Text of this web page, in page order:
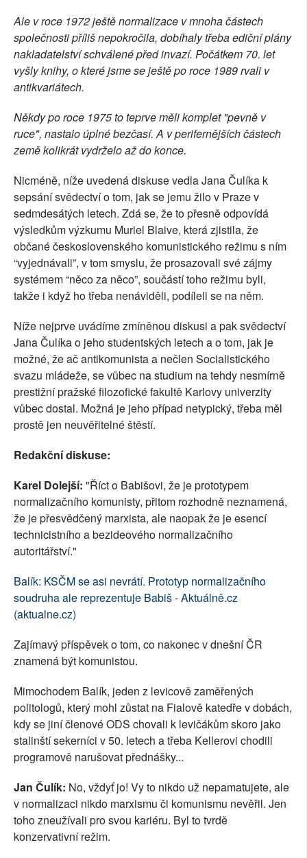
Ale v roce 1972 ještě normalizace v mnoha částech
společnosti příliš nepokročila, dobíhaly třeba ediční plány
nakladatelství schválené před invazí. Počátkem 70. let
vyšly knihy, o které jsme se ještě po roce 1989 rvali v
antikvariátech.
Někdy po roce 1975 to teprve měli komplet "pevně v
ruce", nastalo úplné bezčasí. A v perifernějších částech
země kolikrát vydrželo až do konce.
Nicméně, níže uvedená diskuse vedla Jana Čulíka k
sepsání svědectví o tom, jak se jemu žilo v Praze v
sedmdesátých letech. Zdá se, že to přesně odpovídá
výsledkům výzkumu Muriel Blaive, která zjistila, že
občané československého komunistického režimu s ním
“vyjednávali”, v tom smyslu, že prosazovali své zájmy
systémem “něco za něco”, součástí toho režimu byli,
takže i když ho třeba nenáviděli, podíleli se na něm.
Níže nejprve uvádíme zmíněnou diskusi a pak svědectví
Jana Čulíka o jeho studentských letech a o tom, jak je
možné, že ač antikomunista a nečlen Socialistického
svazu mládeže, se vůbec na studium na tehdy nesmírně
prestižní pražské filozofické fakultě Karlovy univerzity
vůbec dostal. Možná je jeho případ netypický, třeba měl
prostě jen neuvěřitelné štěstí.
Redakční diskuse:
Karel Dolejší: "Říct o Babišovi, že je prototypem
normalizačního komunisty, přitom rozhodně neznamená,
že je přesvědčený marxista, ale naopak že je esencí
technicistního a bezideového normalizačního
autoritářství."
Balík: KSČM se asi nevrátí. Prototyp normalizačního
soudruha ale reprezentuje Babiš - Aktuálně.cz
(aktualne.cz)
Zajímavý příspěvek o tom, co nakonec v dnešní ČR
znamená být komunistou.
Mimochodem Balík, jeden z levicově zaměřených
politologů, který mohl zůstat na Fialově katedře v dobách,
kdy se jiní členové ODS chovali k levičákům skoro jako
stalinští sekerníci v 50. letech a třeba Kellerovi chodili
programově narušovat přednášky...
Jan Čulík: No, vždyť jo! Vy to nikdo už nepamatujete, ale
v normalizaci nikdo marxismu či komunismu nevěřil. Jen
toho zneužívali pro svou kariéru. Byl to tvrdě
konzervativní režim.